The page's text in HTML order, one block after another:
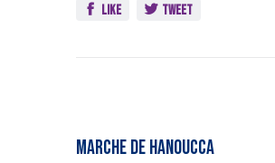
Like Tweet
MARCHE DE HANOUCCA